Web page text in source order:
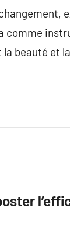
comme
beauté et